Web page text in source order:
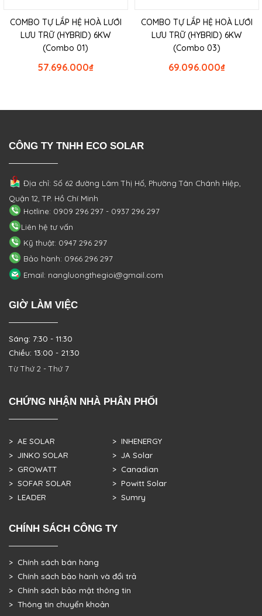
COMBO TỰ LẮP HỆ HOÀ LƯỚI
LƯU TRỮ (HYBRID) 6KW
(Combo 01)
₫
57.696.000
COMBO TỰ LẮP HỆ HOÀ LƯỚI
LƯU TRỮ (HYBRID) 6KW
(Combo 03)
₫
69.096.000
CÔNG TY TNHH ECO SOLAR
Địa chỉ: Số 62 đường Lâm Thị Hố, PhườngTân Chánh Hiệp,
Quận 12, TP. Hồ Chí Minh
Hotline: 0909 296 297 - 0937 296 297
Liên hệ tư vấn
Kỹ thuật: 0947 296 297
Bảo hành: 0966 296 297
Email: nangluongthegioi@gmail.com
GIỜ LÀM VIỆC
Sáng: 7:30 - 11:30
Chiều: 13:00 - 21:30
Từ Thứ 2 - Thứ 7
CHỨNG NHẬN NHÀ PHÂN PHỐI
> AE SOLAR
> JINKO SOLAR
> GROWATT
> SOFAR SOLAR
> LEADER
> INHENERGY
> JA Solar
> Canadian
> Powitt Solar
> Sumry
CHÍNH SÁCH CÔNG TY
> Chính sách bán hàng
> Chính sách bảo hành và đổi trả
> Chính sách bảo mật thông tin
> Thông tin chuyển khoản